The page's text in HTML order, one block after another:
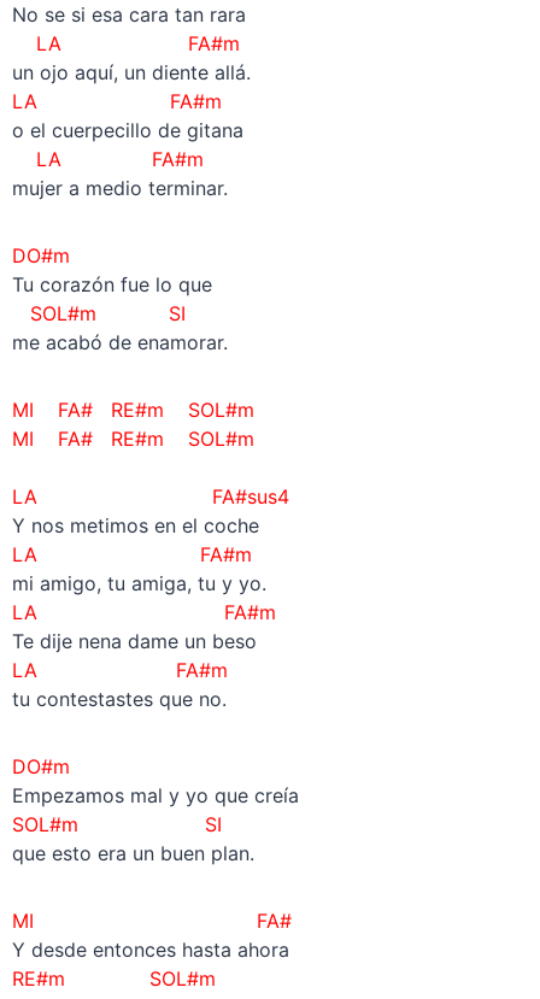
No se si esa cara tan rara
LA FA#m
un ojo aquí, un diente allá.
LA FA#m
o el cuerpecillo de gitana
LA FA#m
mujer a medio terminar.
DO#m
Tu corazón fue lo que
SOL#m
SI
me acabó de enamorar.
MI FA# RE#m SOL#m
MI FA# RE#m SOL#m
LA FA#sus4
Y nos metimos en el coche
LA FA#m
mi amigo, tu amiga, tu y yo.
LA FA#m
Te dije nena dame un beso
LA FA#m
tu contestastes que no.
DO#m
Empezamos mal y yo que creía
SOL#m
SI
que esto era un buen plan.
MI FA#
Y desde entonces hasta ahora
RE#m SOL#m